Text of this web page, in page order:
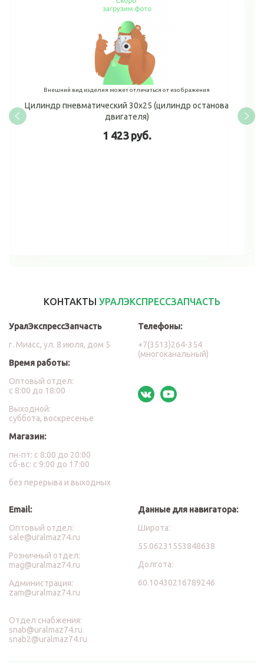
Внешний вид изделия может отличаться от изображения
Цилиндр пневматический 30х25 (цилиндр останова
двигателя)
1 423 руб.
КОНТАКТЫ УРАЛЭКСПРЕССЗАПЧАСТЬ
УралЭкспрессЗапчасть
г. Миасс, ул. 8 июля, дом 5
Время работы:
Оптовый отдел:
с 8:00 до 18:00
Выходной:
суббота, воскресенье
Магазин:
пн-пт: с 8:00 до 20:00
сб-вс: с 9:00 до 17:00
без перерыва и выходных
Телефоны:
+7(3513)264-354
(многоканальный)
Email:
Оптовый отдел:
sale@uralmaz74.ru
Розничный отдел:
mag@uralmaz74.ru
Администрация:
zam@uralmaz74.ru
Отдел снабжения:
snab@uralmaz74.ru
snab2@uralmaz74.ru
Данные для навигатора:
Широта:
55.06231553848638
Долгота:
60.10430216789246